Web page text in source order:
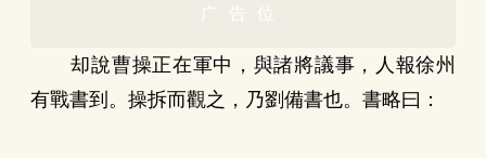
广告位
却說曹操正在軍中，與諸將議事，人報徐州
有戰書到。操拆而觀之，乃劉備書也。書略曰：